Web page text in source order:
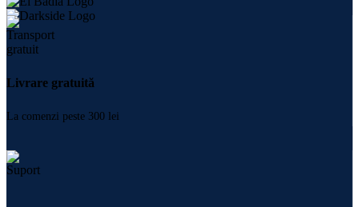
Livrare gratuită
La comenzi peste 300 lei